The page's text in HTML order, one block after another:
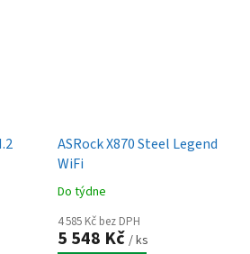
ASRock X870 Steel Legend
WiFi
Do týdne
4 585 Kč bez DPH
5 548 Kč / ks